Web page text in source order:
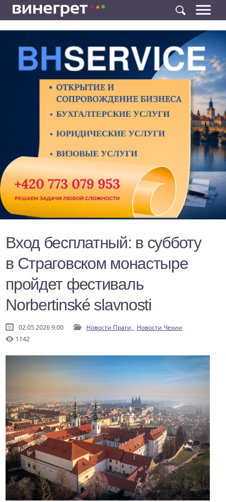
Вход бесплатный: в субботу
в Страговском монастыре
пройдет фестиваль
Norbertinské slavnosti
02.05.2026 9:00 Новости Праги, Новости Чехии
1142